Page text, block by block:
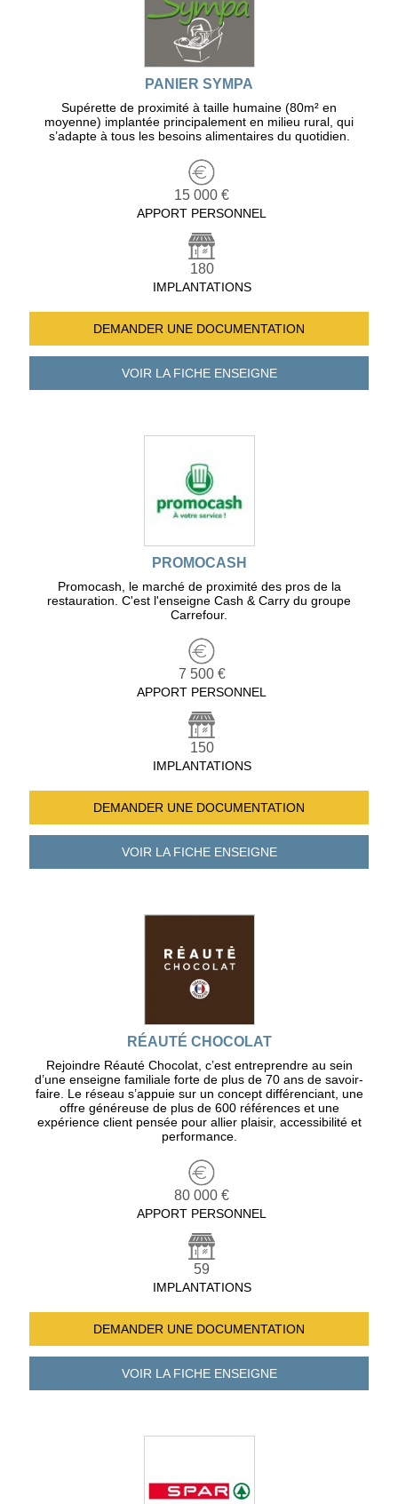
PANIER SYMPA
Supérette de proximité à taille humaine (80m² en
moyenne) implantée principalement en milieu rural, qui
s’adapte à tous les besoins alimentaires du quotidien.
15 000 €
APPORT PERSONNEL
180
IMPLANTATIONS
DEMANDER UNE DOCUMENTATION
VOIR LA FICHEENSEIGNE
PROMOCASH
Promocash, le marché de proximité des pros de la
restauration. C'est l'enseigne Cash & Carry du groupe
Carrefour.
7 500 €
APPORT PERSONNEL
150
IMPLANTATIONS
DEMANDER UNE DOCUMENTATION
VOIR LA FICHEENSEIGNE
RÉAUTÉ CHOCOLAT
Rejoindre Réauté Chocolat, c’est entreprendre au sein
d’une enseigne familiale forte de plus de 70 ans de savoir-
faire. Le réseau s’appuie sur un concept différenciant, une
offre généreuse de plus de 600 références et une
expérience client pensée pour allier plaisir, accessibilité et
performance.
80 000 €
APPORT PERSONNEL
59
IMPLANTATIONS
DEMANDER UNE DOCUMENTATION
VOIR LA FICHEENSEIGNE